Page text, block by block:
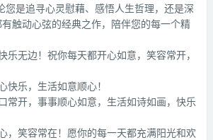
您是追寻心灵慰藉、感悟人生哲理，还是深
触动心弦的经典之作，陪伴您的每一个精
乐无边！祝你每天都开心如意，笑容常开，
快乐，生活如意顺心！
常开，事事顺心如意，生活如诗如画，快乐
，笑容常在！愿你的每一天都充满阳光和欢